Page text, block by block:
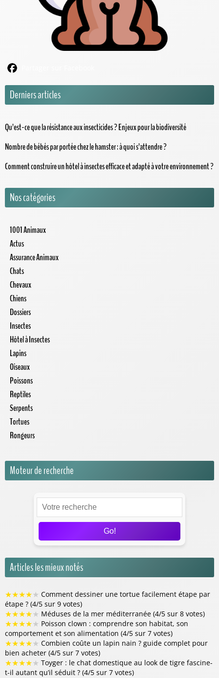
Derniers articles
Qu’est-ce que la résistance aux insecticides ? Enjeux pour la biodiversité
Nombre de bébés par portée chez le hamster : à quoi s’attendre ?
Comment construire un hôtel à insectes efficace et adapté à votre environnement ?
Nos catégories
1001 Animaux
Actus
Assurance Animaux
Chats
Chevaux
Chiens
Dossiers
Insectes
Hôtel à Insectes
Lapins
Oiseaux
Poissons
Reptiles
Serpents
Tortues
Rongeurs
Moteur de recherche
Go!
Articles les mieux notés
★★★★★ Comment dessiner une tortue facilement étape par
étape ? (4/5 sur 9 votes)
★★★★★ Méduses de la mer méditerranée (4/5 sur 8 votes)
★★★★★ Poisson clown : comprendre son habitat, son
comportement et son alimentation (4/5 sur 7 votes)
★★★★★ Combien coûte un lapin nain ? guide complet pour
bien acheter (4/5 sur 7 votes)
★★★★★ Toyger : le chat domestique au look de tigre fascine-
t-il autant qu’il séduit ? (4/5 sur 7 votes)